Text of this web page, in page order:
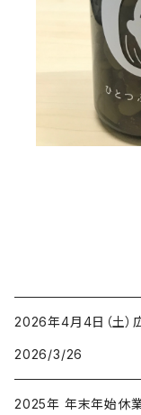
2026年4月4日（土）
2026/3/26
2025年 年末年始休